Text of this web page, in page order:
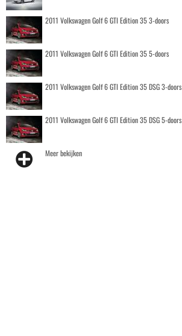
2011 Volkswagen Golf 6 GTI Edition 35 3-doors
2011 Volkswagen Golf 6 GTI Edition 35 5-doors
2011 Volkswagen Golf 6 GTI Edition 35 DSG 3-doors
2011 Volkswagen Golf 6 GTI Edition 35 DSG 5-doors
Meer bekijken